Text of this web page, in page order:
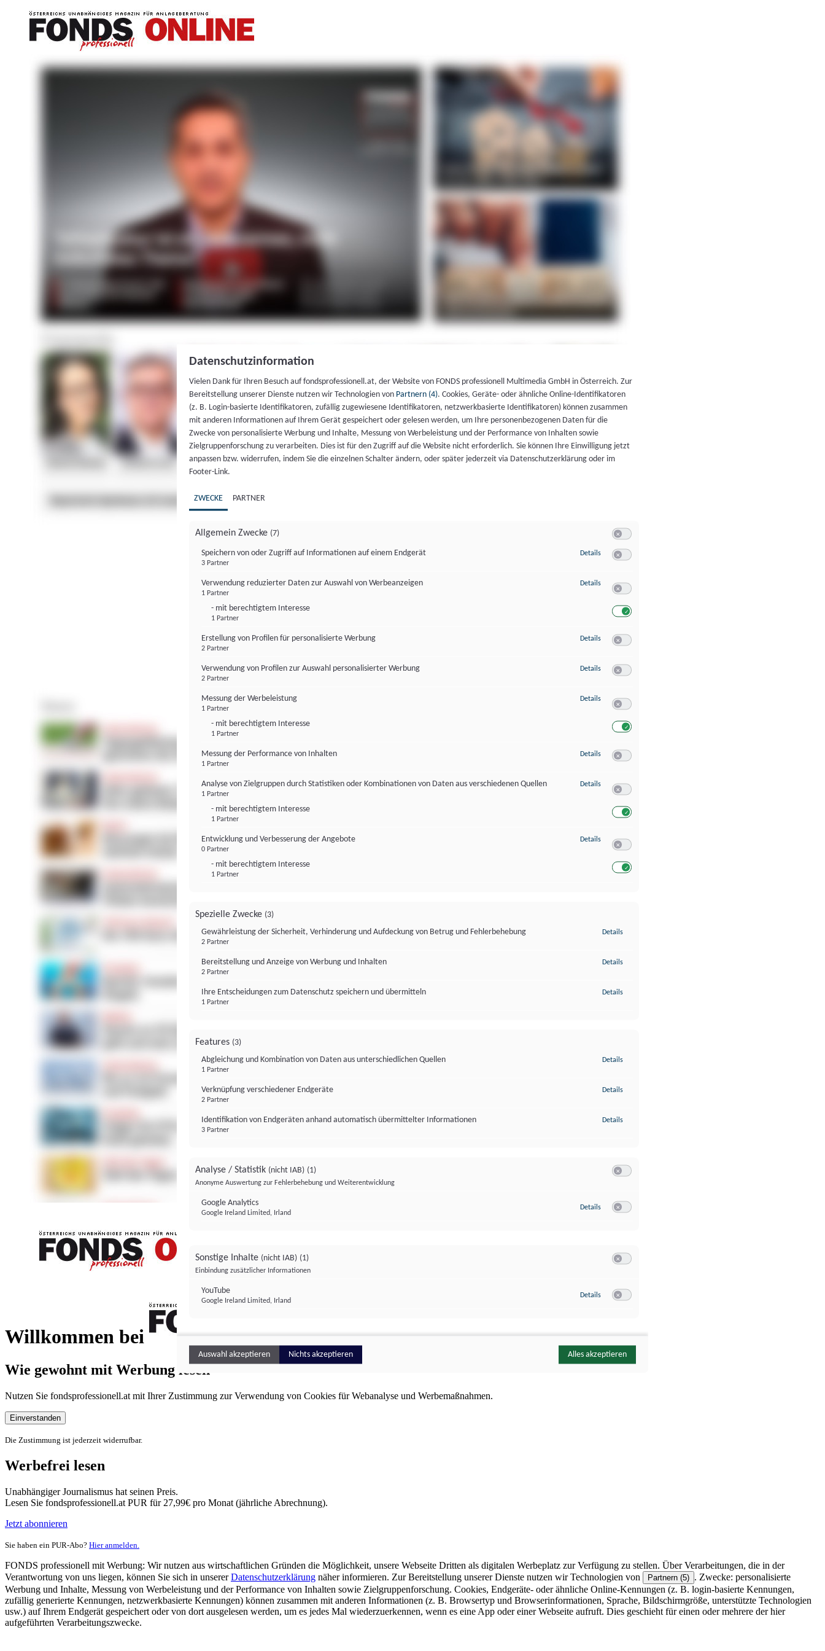
Willkommen bei
FONDS professionell
Wie gewohnt mit Werbung lesen
Nutzen Sie fondsprofessionell.at mit Ihrer Zustimmung zur Verwendung von Cookies für Webanalyse und Werbemaßnahmen.
Einverstanden
Die Zustimmung ist jederzeit widerrufbar.
Werbefrei lesen
Unabhängiger Journalismus hat seinen Preis.
Lesen Sie fondsprofessionell.at PUR für 27,99€ pro Monat (jährliche Abrechnung).
Jetzt abonnieren
Sie haben ein PUR-Abo? Hier anmelden.
FONDS professionell mit Werbung: Wir nutzen aus wirtschaftlichen Gründen die Möglichkeit, unsere Webseite Dritten als digitalen Werbeplatz zur Verfügung zu stellen. Über Verarbeitungen, die in der
Verantwortung von uns liegen, können Sie sich in unsererDatenschutzerklärung näher informieren. Zur Bereitstellung unserer Dienste nutzen wir Technologien von Partnern (5) . Zwecke: personalisierte
Werbung und Inhalte, Messung von Werbeleistung und der Performance von Inhalten sowie Zielgruppenforschung. Cookies, Endgeräte- oder ähnliche Online-Kennungen (z. B. login-basierte Kennungen,
zufällig generierte Kennungen, netzwerkbasierte Kennungen) können zusammen mit anderen Informationen (z. B. Browsertyp und Browserinformationen, Sprache, Bildschirmgröße, unterstützte Technologien
usw.) auf Ihrem Endgerät gespeichert oder von dort ausgelesen werden, um es jedes Mal wiederzuerkennen, wenn es eine App oder einer Webseite aufruft. Dies geschieht für einen oder mehrere der hier
aufgeführten Verarbeitungszwecke.
Datenschutzinformation
Vielen Dank für Ihren Besuch auf fondsprofessionell.at, der Website von FONDS professionell Multimedia GmbH in Österreich. Zur
Bereitstellung unserer Dienste nutzen wir Technologien von Partnern (4). Cookies, Geräte- oder ähnliche Online-Identifikatoren
(z. B. Login-basierte Identifikatoren, zufällig zugewiesene Identifikatoren, netzwerkbasierte Identifikatoren) können zusammen
mit anderen Informationen auf Ihrem Gerät gespeichert oder gelesen werden, um Ihre personenbezogenen Daten für die
Zwecke von personalisierte Werbung und Inhalte, Messung von Werbeleistung und der Performance von Inhalten sowie
Zielgruppenforschung zu verarbeiten. Dies ist für den Zugriff auf die Website nicht erforderlich. Sie können Ihre Einwilligung jetzt
anpassen bzw. widerrufen, indem Sie die einzelnen Schalter ändern, oder später jederzeit via Datenschutzerklärung oder im
Footer-Link.
ZWECKE PARTNER
Allgemein Zwecke (7)
Speichern von oder Zugriff auf Informationen auf einem Endgerät
3 Partner
Details zu Speichern von oder Zugriff auf Informationen auf einem Endgerät
Verwendung reduzierter Daten zur Auswahl von Werbeanzeigen
1 Partner
- mit berechtigtem Interesse
1 Partner
Details zu Verwendung reduzierter Daten zur Auswahl von Werbeanzeigen
Erstellung von Profilen für personalisierte Werbung
2 Partner
Details zu Erstellung von Profilen für personalisierte Werbung
Verwendung von Profilen zur Auswahl personalisierter Werbung
2 Partner
Details zu Verwendung von Profilen zur Auswahl personalisierter Werbung
Messung der Werbeleistung
1 Partner
- mit berechtigtem Interesse
1 Partner
Details zu Messung der Werbeleistung
Messung der Performance von Inhalten
1 Partner
Details zu Messung der Performance von Inhalten
Analyse von Zielgruppen durch Statistiken oder Kombinationen von Daten aus verschiedenen Quellen
1 Partner
- mit berechtigtem Interesse
1 Partner
Details zu Analyse von Zielgruppen durch Statistiken oder Kombinationen von
Entwicklung und Verbesserung der Angebote
0 Partner
- mit berechtigtem Interesse
1 Partner
Details zu Entwicklung und Verbesserung der Angebote
Spezielle Zwecke (3)
Gewährleistung der Sicherheit, Verhinderung und Aufdeckung von Betrug und Fehlerbehebung
2 Partner
Details
Bereitstellung und Anzeige von Werbung und Inhalten
2 Partner
Details
Ihre Entscheidungen zum Datenschutz speichern und übermitteln
1 Partner
Details
Features (3)
Abgleichung und Kombination von Daten aus unterschiedlichen Quellen
1 Partner
Details
Verknüpfung verschiedener Endgeräte
2 Partner
Details
Identifikation von Endgeräten anhand automatisch übermittelter Informationen
3 Partner
Details
Analyse / Statistik (nicht IAB) (1)
Anonyme Auswertung zur Fehlerbehebung und Weiterentwicklung
Google Analytics
Google Ireland Limited, Irland
Details zu Google Analytics
Sonstige Inhalte (nicht IAB) (1)
Einbindung zusätzlicher Informationen
YouTube
Google Ireland Limited, Irland
Details zu YouTube
Auswahl akzeptieren Nichts akzeptieren Alles akzeptieren